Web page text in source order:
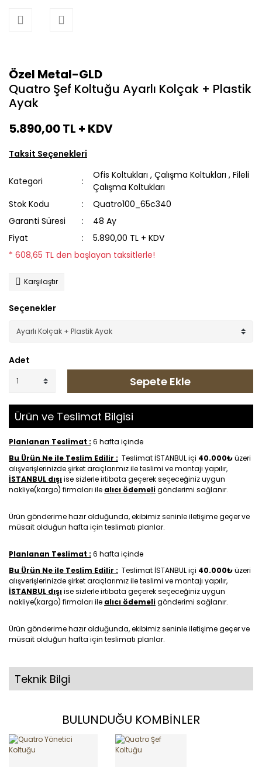
Özel Metal-GLD
Quatro Şef Koltuğu Ayarlı Kolçak + Plastik
Ayak
5.890,00 TL + KDV
Taksit Seçenekleri
Kategori
Ofis Koltukları ,Çalışma Koltukları ,Fileli
Çalışma Koltukları
Stok Kodu
Quatro100_65c340
Garanti Süresi
48 Ay
Fiyat
5.890,00 TL + KDV
* 608,65 TL den başlayan taksitlerle!
Karşılaştır
Seçenekler
Adet
Sepete Ekle
Ürün ve Teslimat Bilgisi
Planlanan Teslimat : 6 hafta içinde
Bu Ürün Ne ile Teslim Edilir : Teslimat İSTANBUL içi 40.000₺üzeri
alışverişlerinizde şirket araçlarımız ile teslimi ve montajı yapılır,
İSTANBUL dışıise sizlerle irtibata geçerek seçeceğiniz uygun
nakliye(kargo) firmaları ile alıcı ödemeligönderimi sağlanır.
Ürün gönderime hazır olduğunda, ekibimiz seninle iletişime geçer ve
müsait olduğun hafta için teslimatı planlar.
Planlanan Teslimat : 6 hafta içinde
Bu Ürün Ne ile Teslim Edilir : Teslimat İSTANBUL içi 40.000₺üzeri
alışverişlerinizde şirket araçlarımız ile teslimi ve montajı yapılır,
İSTANBUL dışıise sizlerle irtibata geçerek seçeceğiniz uygun
nakliye(kargo) firmaları ile alıcı ödemeligönderimi sağlanır.
Ürün gönderime hazır olduğunda, ekibimiz seninle iletişime geçer ve
müsait olduğun hafta için teslimatı planlar.
Teknik Bilgi
BULUNDUĞU KOMBİNLER